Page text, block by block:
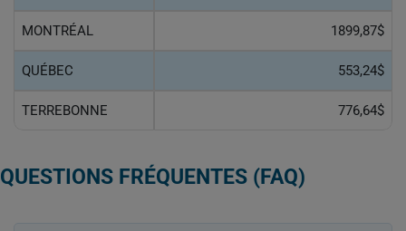
MONTRÉAL 1899,87$
QUÉBEC 553,24$
TERREBONNE 776,64$
QUESTIONS FRÉQUENTES (FAQ)